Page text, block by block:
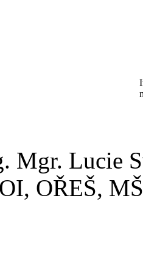
Mgr. Lucie
OI, OŘEŠ,